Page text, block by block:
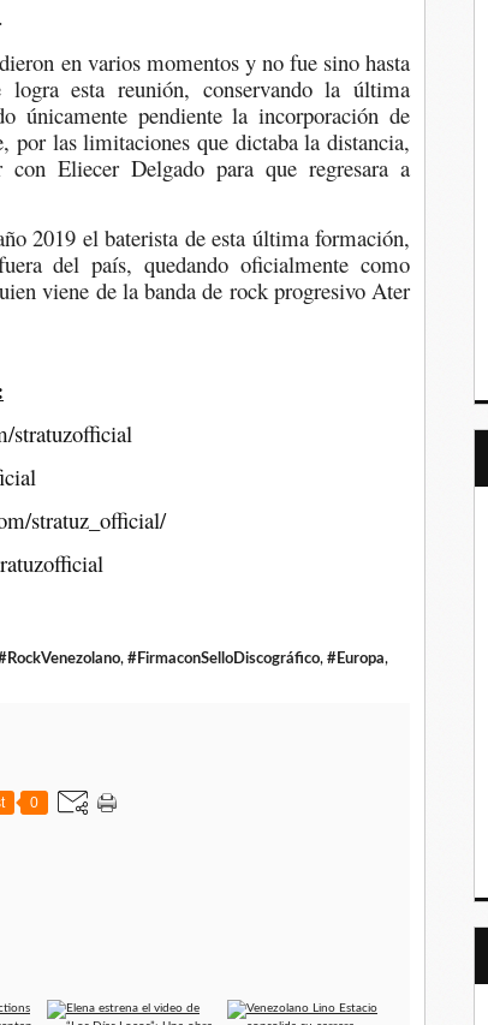
en varios momentos y no fue sino hasta
esta reunión, conservando la última
únicamente pendiente la incorporación de
por las limitaciones que dictaba la distancia,
Eliecer Delgado para que regresara a
2019 el baterista de esta última formación,
del país, quedando oficialmente como
viene de la banda de rock progresivo Ater
stratuzofficial
stratuz_official/
, #FirmaconSelloDiscográfico, #Europa,
0